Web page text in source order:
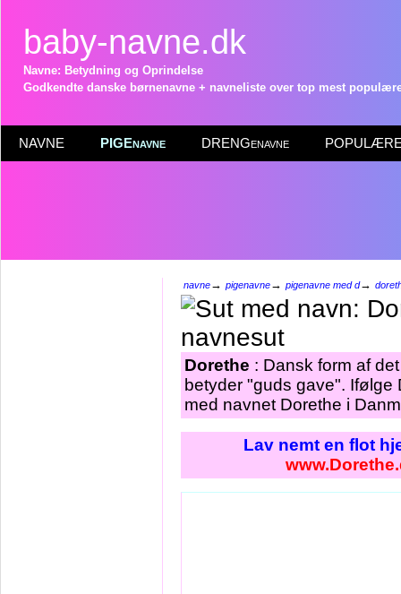
baby-navne.dk
Navne: Betydning og Oprindelse
Godkendte danske børnenavne + navneliste over top mest
NAVNE PIGEnavne DRENGenavne POPULÆRE
navne→ pigenavne→ pigenavne med d→
Dorethe : Dansk form af
betyder "guds gave".
med navnet Dorethe i
Lav nemt en flot